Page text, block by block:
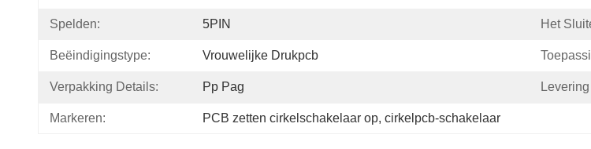
Spelden: 5PIN Het
Beëindigingstype: Vrouwelijke Drukpcb
Verpakking Details: Pp Pag
Markeren: PCB zetten cirkelschakelaar op, cirkelpcb-schakelaar